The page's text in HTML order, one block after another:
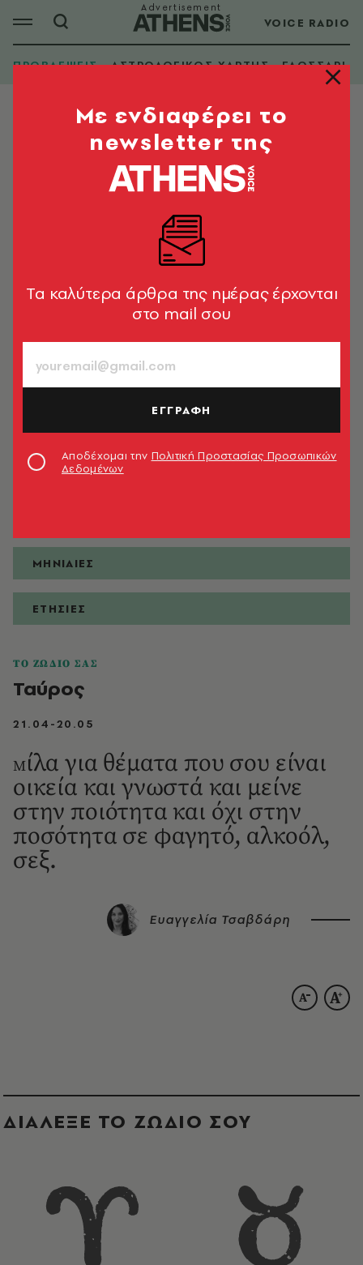
VOICE RADIO
ΠΡΟΒΛΕΨΕΙΣ ΑΣΤΡΟΛΟΓΙΚΟΣ ΧΑΡΤΗΣ ΓΛΩΣΣΑΡΙ
ΠΡΟΒΛΕΨΕΙΣ
ΗΜΕΡΗΣΙΕΣ
ΜΗΝΙΑΙΕΣ
ΕΤΗΣΙΕΣ
ΤΟ ΖΩΔΙΟ ΣΑΣ
Ταύρος
21.04-20.05
Μίλα για θέματα που σου είναι
οικεία και γνωστά και μείνε
στην ποιότητα και όχι στην
ποσότητα σε φαγητό, αλκοόλ,
σεξ.
Ευαγγελία Τσαβδάρη
ΔΙΑΛΕΞΕ ΤΟ ΖΩΔΙΟ ΣΟΥ
Mε ενδιαφέρει το
newsletter της
Tα καλύτερα άρθρα της ημέρας έρχονται
στο mail σου
ΕΓΓΡΑΦΗ
Αποδέχομαι την Πολιτική Προστασίας Προσωπικών
Δεδομένων